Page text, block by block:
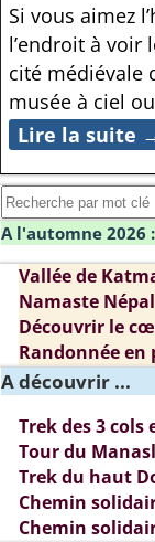
Si vous aimez
l’endroit à voir
cité médiévale
musée à ciel
Lire la suite
A l'automne 2026
Vallée de
Namaste Népal
Découvrir le
Randonnée en
A découvrir ...
Trek des 3 cols
Tour du
Trek du haut
Chemin
Chemin